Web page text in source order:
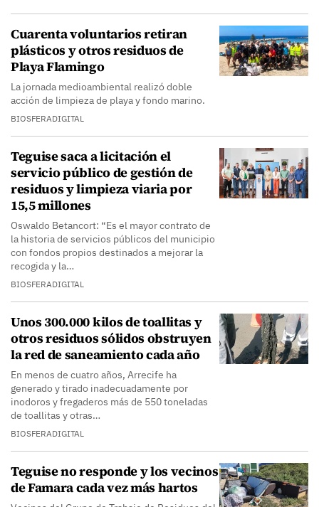
Cuarenta voluntarios retiran
plásticos y otros residuos de
Playa Flamingo
La jornada medioambiental realizó doble
acción de limpieza de playa y fondo marino.
BIOSFERADIGITAL
Teguise saca a licitación el
servicio público de gestión de
residuos y limpieza viaria por
15,5 millones
Oswaldo Betancort: “Es el mayor contrato de
la historia de servicios públicos del municipio
con fondos propios destinados a mejorar la
recogida y la…
BIOSFERADIGITAL
Unos 300.000 kilos de toallitas y
otros residuos sólidos obstruyen
la red de saneamiento cada año
En menos de cuatro años, Arrecife ha
generado y tirado inadecuadamente por
inodoros y fregaderos más de 550 toneladas
de toallitas y otras…
BIOSFERADIGITAL
Teguise no responde y los vecinos
de Famara cada vez más hartos